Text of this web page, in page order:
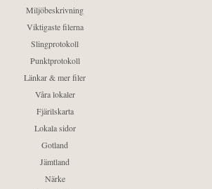
Miljöbeskrivning
Viktigaste filerna
Slingprotokoll
Punktprotokoll
Länkar & mer filer
Våra lokaler
Fjärilskarta
Lokala sidor
Gotland
Jämtland
Närke